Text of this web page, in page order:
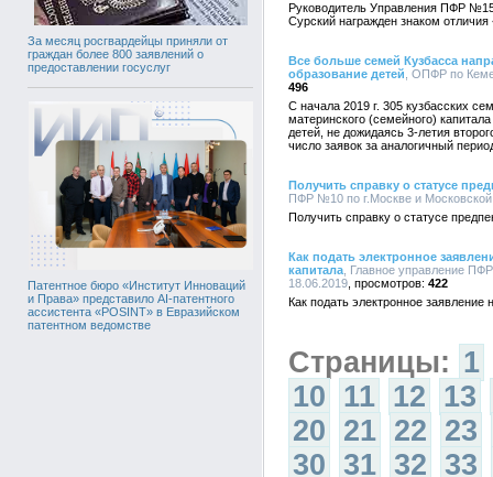
За месяц росгвардейцы приняли от
граждан более 800 заявлений о
предоставлении госуслуг
Патентное бюро «Институт Инноваций
и Права» представило AI-патентного
ассистента «POSINT» в Евразийском
патентном ведомстве
Руководитель Управления ПФР
Сурский награжден знаком
Все больше семей Кузбасса
образование детей , ОПФР по
496
С начала 2019 г. 305 кузбасских
материнского (семейного)
детей, не дожидаясь 3-летия
число заявок за аналогичный
Получить справку о статусе
ПФР №10 по г.Москве и Московской
Получить справку о статусе
Как подать электронное
капитала , Главное управление
18.06.2019
422
Как подать электронное
Страницы: 1
10 11 12 13
20 21 22 23
30 31 32 33